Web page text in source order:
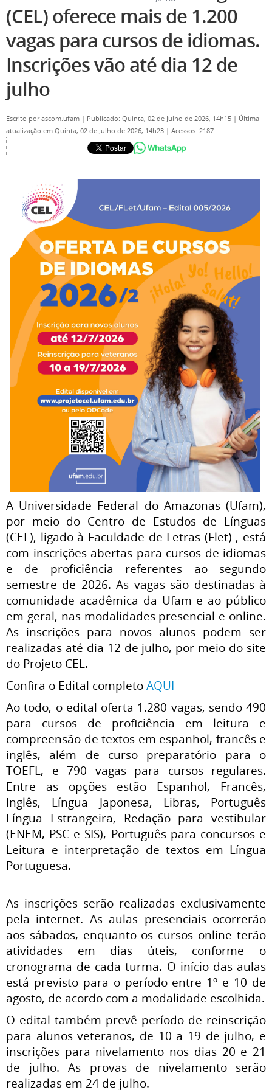
(CEL) oferece mais de 1.200
vagas para cursos de idiomas.
Inscrições vão até dia 12 de
julho
Escrito porascom.ufam | Publicado: Quinta, 02 de Julho de 2026, 14h15 | Última
atualização em Quinta, 02 de Julho de 2026, 14h23 | Acessos: 2187
A Universidade Federal do Amazonas (Ufam),
por meio do Centro de Estudos de Línguas
(CEL), ligado à Faculdade de Letras (Flet) , está
com inscrições abertas para cursos de idiomas
e de proficiência referentes ao segundo
semestre de 2026. As vagas são destinadas à
comunidade acadêmica da Ufam e ao público
em geral, nas modalidades presencial e online.
As inscrições para novos alunos podem ser
realizadas até dia 12 de julho, por meio do site
do Projeto CEL.
Confira o Edital completo AQUI
Ao todo, o edital oferta 1.280 vagas, sendo 490
para cursos de proficiência em leitura e
compreensão de textos em espanhol, francês e
inglês, além de curso preparatório para o
TOEFL, e 790 vagas para cursos regulares.
Entre as opções estão Espanhol, Francês,
Inglês, Língua Japonesa, Libras, Português
Língua Estrangeira, Redação para vestibular
(ENEM, PSC e SIS), Português para concursos e
Leitura e interpretação de textos em Língua
Portuguesa.
As inscrições serão realizadas exclusivamente
pela internet. As aulas presenciais ocorrerão
aos sábados, enquanto os cursos online terão
atividades em dias úteis, conforme o
cronograma de cada turma. O início das aulas
está previsto para o período entre 1º e 10 de
agosto, de acordo com a modalidade escolhida.
O edital também prevê período de reinscrição
para alunos veteranos, de 10 a 19 de julho, e
inscrições para nivelamento nos dias 20 e 21
de julho. As provas de nivelamento serão
realizadas em 24 de julho.